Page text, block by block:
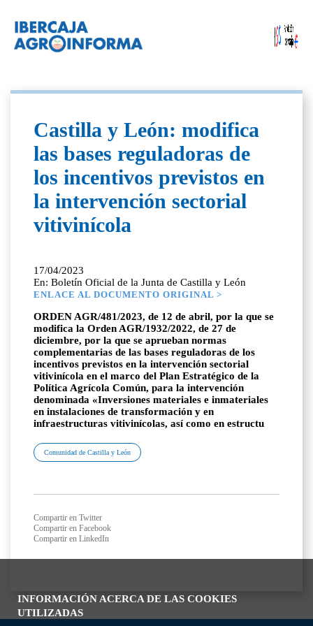
INFORMACIÓN ACERCA DE LAS COOKIES
UTILIZADAS
Castilla y León: modifica
las bases reguladoras de
los incentivos previstos en
la intervención sectorial
vitivinícola
17/04/2023
En: Boletín Oficial de la Junta de Castilla y León
ENLACE AL DOCUMENTO ORIGINAL >
ORDEN AGR/481/2023, de 12 de abril, por la que se
modifica la Orden AGR/1932/2022, de 27 de
diciembre, por la que se aprueban normas
complementarias de las bases reguladoras de los
incentivos previstos en la intervención sectorial
vitivinícola en el marco del Plan Estratégico de la
Política Agrícola Común, para la intervención
denominada «Inversiones materiales e inmateriales
en instalaciones de transformación y en
infraestructuras vitivinícolas, así como en estructu
Comunidad de Castilla y León
Compartir en Twitter
Compartir en Facebook
Compartir en LinkedIn